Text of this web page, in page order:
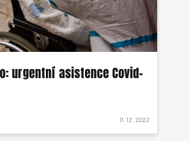
urgentní asistence Covid-
11. 12. 2022